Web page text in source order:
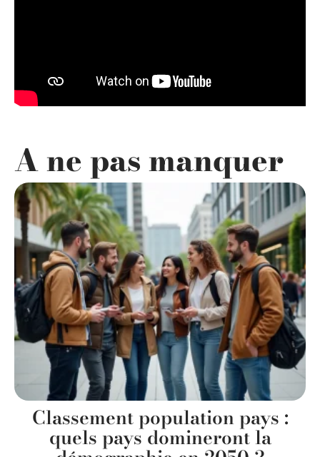
A ne pas manquer
Classement population pays :
quels pays domineront la